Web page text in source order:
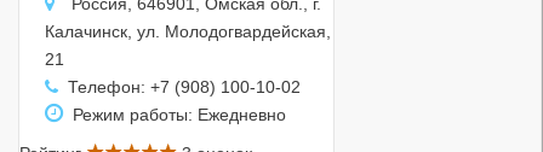
Калачинск, ул. Молодогвардейская,
21
Телефон: +7 (908) 100-10-02
Режим работы: Ежедневно